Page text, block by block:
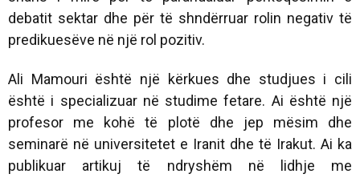
debatit sektar dhe për të shndërruar rolin negativ të
predikuesëve në një rol pozitiv.
Ali Mamouri është një kërkues dhe studjues i cili
është i specializuar në studime fetare. Ai është një
profesor me kohë të plotë dhe jep mësim dhe
seminarë në universitetet e Iranit dhe të Irakut. Ai ka
publikuar artikuj të ndryshëm në lidhje me